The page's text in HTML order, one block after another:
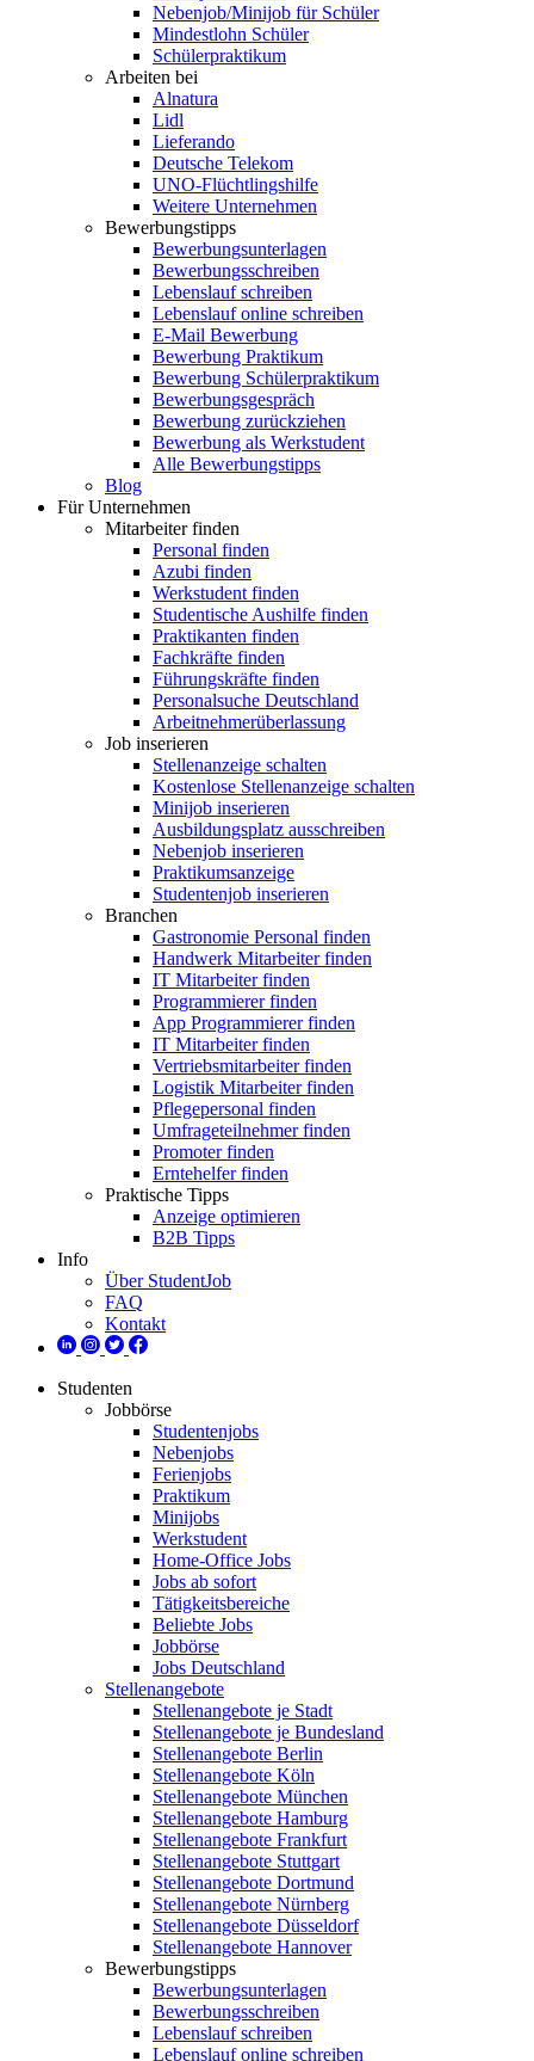
Nebenjob/Minijob für Schüler
Mindestlohn Schüler
Schülerpraktikum
Arbeiten bei
Alnatura
Lidl
Lieferando
Deutsche Telekom
UNO-Flüchtlingshilfe
Weitere Unternehmen
Bewerbungstipps
Bewerbungsunterlagen
Bewerbungsschreiben
Lebenslauf schreiben
Lebenslauf online schreiben
E-Mail Bewerbung
Bewerbung Praktikum
Bewerbung Schülerpraktikum
Bewerbungsgespräch
Bewerbung zurückziehen
Bewerbung als Werkstudent
Alle Bewerbungstipps
Blog
Für Unternehmen
Mitarbeiter finden
Personal finden
Azubi finden
Werkstudent finden
Studentische Aushilfe finden
Praktikanten finden
Fachkräfte finden
Führungskräfte finden
Personalsuche Deutschland
Arbeitnehmerüberlassung
Job inserieren
Stellenanzeige schalten
Kostenlose Stellenanzeige schalten
Minijob inserieren
Ausbildungsplatz ausschreiben
Nebenjob inserieren
Praktikumsanzeige
Studentenjob inserieren
Branchen
Gastronomie Personal finden
Handwerk Mitarbeiter finden
IT Mitarbeiter finden
Programmierer finden
App Programmierer finden
IT Mitarbeiter finden
Vertriebsmitarbeiter finden
Logistik Mitarbeiter finden
Pflegepersonal finden
Umfrageteilnehmer finden
Promoter finden
Erntehelfer finden
Praktische Tipps
Anzeige optimieren
B2B Tipps
Info
Über StudentJob
FAQ
Kontakt
Studenten
Jobbörse
Studentenjobs
Nebenjobs
Ferienjobs
Praktikum
Minijobs
Werkstudent
Home-Office Jobs
Jobs ab sofort
Tätigkeitsbereiche
Beliebte Jobs
Jobbörse
Jobs Deutschland
Stellenangebote
Stellenangebote je Stadt
Stellenangebote je Bundesland
Stellenangebote Berlin
Stellenangebote Köln
Stellenangebote München
Stellenangebote Hamburg
Stellenangebote Frankfurt
Stellenangebote Stuttgart
Stellenangebote Dortmund
Stellenangebote Nürnberg
Stellenangebote Düsseldorf
Stellenangebote Hannover
Bewerbungstipps
Bewerbungsunterlagen
Bewerbungsschreiben
Lebenslauf schreiben
Lebenslauf online schreiben